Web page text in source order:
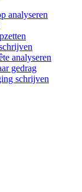
analyseren
analyseren
gedrag
schrijven